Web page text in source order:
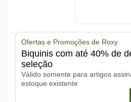
Ofertas e Promoções de Roxy
Biquinis com até 40% de
seleção
Válido somente para artigos
estoque existente